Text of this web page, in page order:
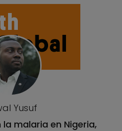
Yusuf
malaria en Nigeria,